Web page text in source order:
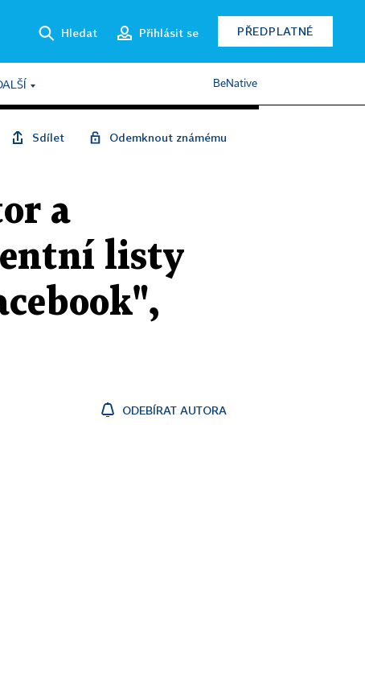
Hledat Přihlásit se PŘEDPLATNÉ
BeNative
Sdílet Odemknout známému
a
listy
ODEBÍRAT AUTORA